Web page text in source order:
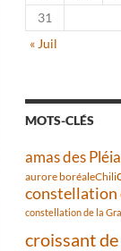
31
« Juil
MOTS-CLÉS
amas des
aurore boréaleChili
constellation
constellation de la
croissant